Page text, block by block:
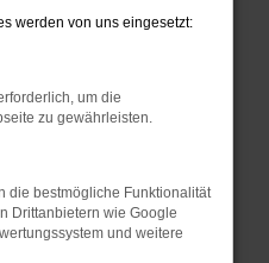
Seiten
die Seite in einem
in einem privaten
vorübergehende
werden von uns eingesetzt:
um die
zu gewährleisten.
die bestmögliche Funktionalität
Drittanbietern wie Google
und weitere